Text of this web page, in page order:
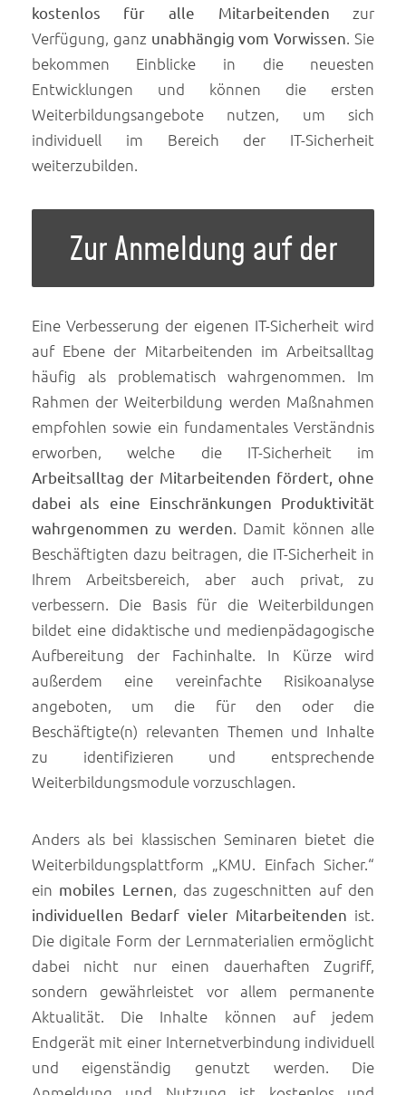
kostenlos für alle Mitarbeitenden zur
Verfügung, ganz unabhängig vom Vorwissen. Sie
bekommen Einblicke in die neuesten
Entwicklungen und können die ersten
Weiterbildungsangebote nutzen, um sich
individuell im Bereich der IT-Sicherheit
weiterzubilden.
Zur Anmeldung auf der
Plattform
Eine Verbesserung der eigenen IT-Sicherheit wird
auf Ebene der Mitarbeitenden im Arbeitsalltag
häufig als problematisch wahrgenommen. Im
Rahmen der Weiterbildung werden Maßnahmen
empfohlen sowie ein fundamentales Verständnis
erworben, welche die IT-Sicherheit im
Arbeitsalltag der Mitarbeitenden fördert, ohne
dabei als eine Einschränkungen Produktivität
wahrgenommen zu werden. Damit können alle
Beschäftigten dazu beitragen, die IT-Sicherheit in
Ihrem Arbeitsbereich, aber auch privat, zu
verbessern. Die Basis für die Weiterbildungen
bildet eine didaktische und medienpädagogische
Aufbereitung der Fachinhalte. In Kürze wird
außerdem eine vereinfachte Risikoanalyse
angeboten, um die für den oder die
Beschäftigte(n) relevanten Themen und Inhalte
zu identifizieren und entsprechende
Weiterbildungsmodule vorzuschlagen.
Anders als bei klassischen Seminaren bietet die
Weiterbildungsplattform „KMU. Einfach Sicher.“
ein mobiles Lernen, das zugeschnitten auf den
individuellen Bedarf vieler Mitarbeitenden ist.
Die digitale Form der Lernmaterialien ermöglicht
dabei nicht nur einen dauerhaften Zugriff,
sondern gewährleistet vor allem permanente
Aktualität. Die Inhalte können auf jedem
Endgerät mit einer Internetverbindung individuell
und eigenständig genutzt werden. Die